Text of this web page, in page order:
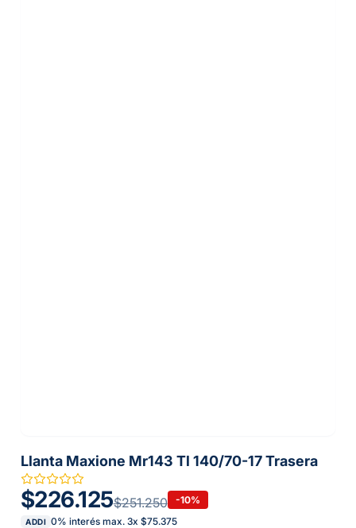
Llanta Maxione Mr143 Tl 140/70-17 Trasera
$226.125$251.250 -10%
ADDI 0% interés max. 3x $75.375